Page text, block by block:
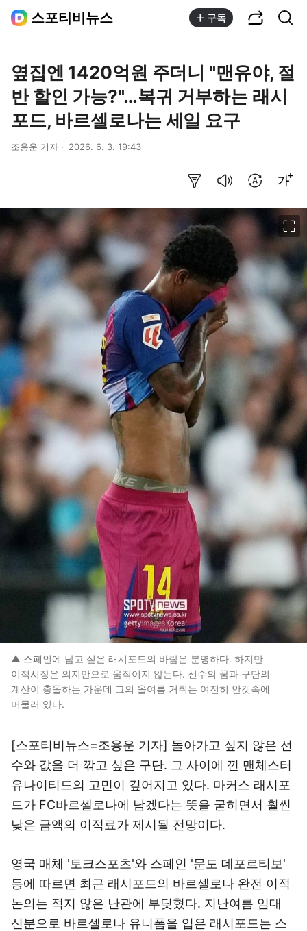
스포티비뉴스 구독
옆집엔 1420억원 주더니 "맨유야, 절
반 할인 가능?"…복귀 거부하는 래시
포드, 바르셀로나는 세일 요구
조용운 기자 2026. 6. 3. 19:43
▲ 스페인에 남고 싶은 래시포드의 바람은 분명하다. 하지만
이적시장은 의지만으로 움직이지 않는다. 선수의 꿈과 구단의
계산이 충돌하는 가운데 그의 올여름 거취는 여전히 안갯속에
머물러 있다.
[스포티비뉴스=조용운 기자] 돌아가고 싶지 않은 선
수와 값을 더 깎고 싶은 구단. 그 사이에 낀 맨체스터
유나이티드의 고민이 깊어지고 있다. 마커스 래시포
드가 FC바르셀로나에 남겠다는 뜻을 굳히면서 훨씬
낮은 금액의 이적료가 제시될 전망이다.
영국 매체 '토크스포츠'와 스페인 '문도 데포르티보'
등에 따르면 최근 래시포드의 바르셀로나 완전 이적
논의는 적지 않은 난관에 부딪혔다. 지난여름 임대
신분으로 바르셀로나 유니폼을 입은 래시포드는 스